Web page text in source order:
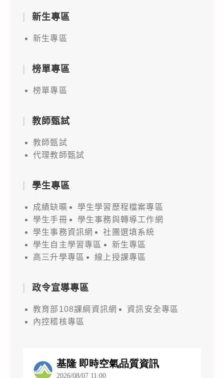
新生專區
新生專區
榜單專區
榜單專區
教師甄試
教師甄試
代理教師甄試
學生專區
成績缺曠
學生學習歷程檔案專區
學生手冊
學生事務與轉導工作網
學生事務資訊網
社團選填系統
學生自主學習專區
新生專區
高三升學專區
線上授課專區
政令宣導專區
教育部108課綱資訊網
資訊安全專區
內控稽核專區